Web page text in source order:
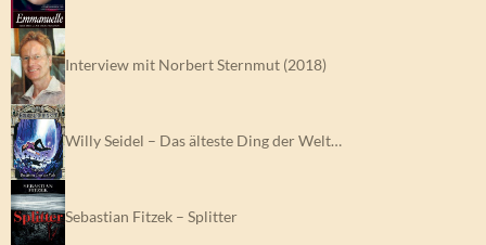
Interview mit Norbert Sternmut (2018)
Willy Seidel – Das älteste Ding der Welt…
Sebastian Fitzek – Splitter